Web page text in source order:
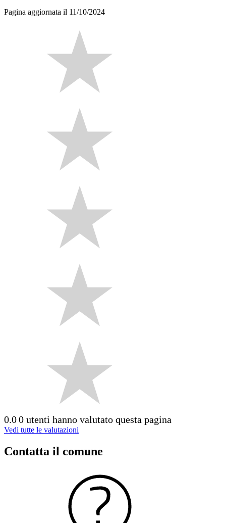
Pagina aggiornata il 11/10/2024
0.00 utenti hanno valutato questa pagina
Vedi tutte le valutazioni
Contatta il comune